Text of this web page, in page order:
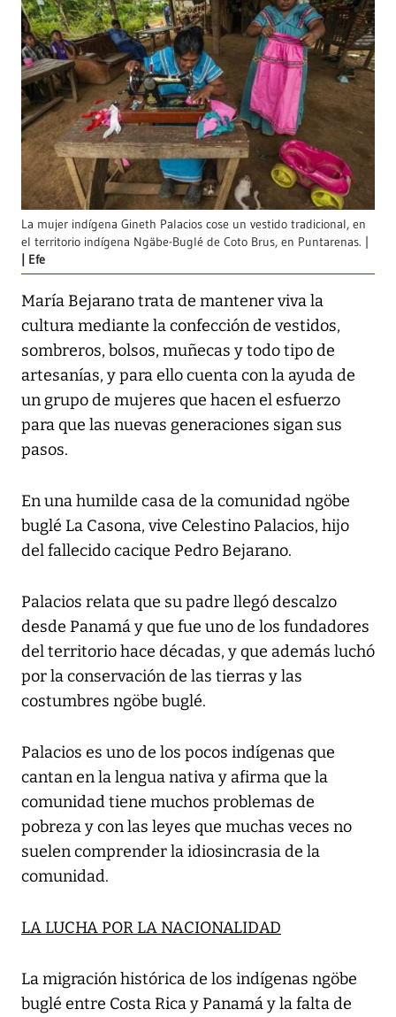
La mujer indígena Gineth Palacios cose un vestido tradicional, en
el territorio indígena Ngäbe-Buglé de Coto Brus, en Puntarenas. |
Efe
María Bejarano trata de mantener viva la
cultura mediante la confección de vestidos,
sombreros, bolsos, muñecas y todo tipo de
artesanías, y para ello cuenta con la ayuda de
un grupo de mujeres que hacen el esfuerzo
para que las nuevas generaciones sigan sus
pasos.
En una humilde casa de la comunidad ngöbe
buglé La Casona, vive Celestino Palacios, hijo
del fallecido cacique Pedro Bejarano.
Palacios relata que su padre llegó descalzo
desde Panamá y que fue uno de los fundadores
del territorio hace décadas, y que además luchó
por la conservación de las tierras y las
costumbres ngöbe buglé.
Palacios es uno de los pocos indígenas que
cantan en la lengua nativa y afirma que la
comunidad tiene muchos problemas de
pobreza y con las leyes que muchas veces no
suelen comprender la idiosincrasia de la
comunidad.
LA LUCHA POR LA NACIONALIDAD
La migración histórica de los indígenas ngöbe
buglé entre Costa Rica y Panamá y la falta de